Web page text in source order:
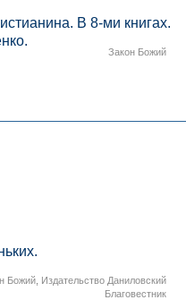
В 8-ми книгах.
Закон Божий
Божий Издательство Даниловский
Благовестник